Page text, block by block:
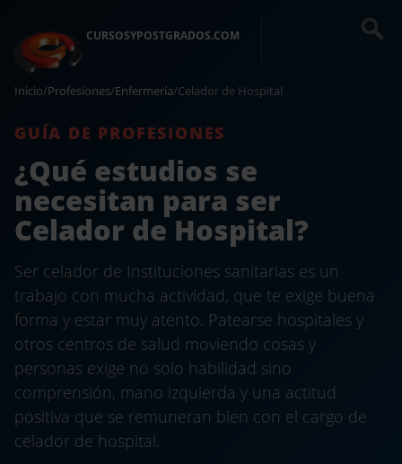
CURSOSYPOSTGRADOS.COM
Inicio/Profesiones/Enfermería/Celador de Hospital
GUÍA DE PROFESIONES
¿Qué estudios se
necesitan para ser
Celador de Hospital?
Ser celador de Instituciones sanitarias es un
trabajo con mucha actividad, que te exige buena
forma y estar muy atento. Patearse hospitales y
otros centros de salud moviendo cosas y
personas exige no solo habilidad sino
comprensión, mano izquierda y una actitud
positiva que se remuneran bien con el cargo de
celador de hospital.